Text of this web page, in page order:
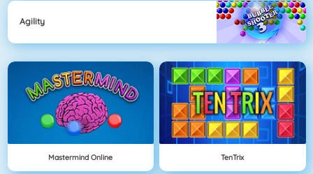
Agility
Mastermind Online TenTrix